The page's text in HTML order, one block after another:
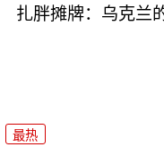
扎胖摊牌：乌克兰
最热